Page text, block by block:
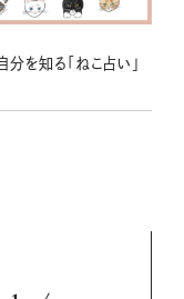
分を知る「ねこ占い」